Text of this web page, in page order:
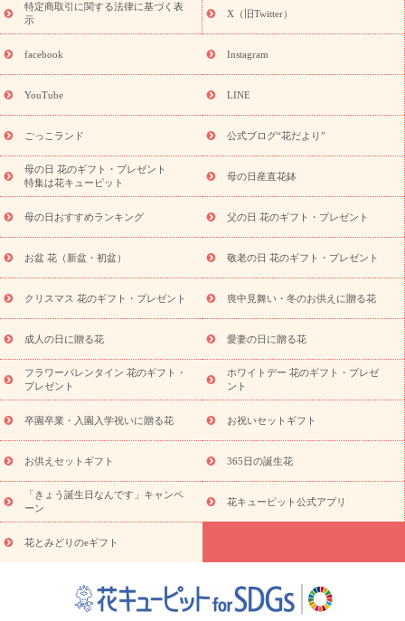
ペーン
「きょう誕生日なんです」キャンペーン
探す
誕生日フラワーギフト 誕生日フラワーギフト特集
誕生
日フラワーギフト商品一覧
ユリ トルコキキョウ
誕生花(トルコキキョウ)
9月の誕生花(リンドウ)
誕生日セット
ギフト
「きょう誕生日なんです」キャンペーン
用途から探す お祝いの花特集 当日配達特急便
お祝い商品
一覧
お祝い 新築・引っ越し祝い
結婚記念日
結婚祝い 出産祝い 退院祝い・快気祝い
還暦
祝い・長寿祝い
プチギフト ペットのお祝いフラワー
元・暑中見舞い
敬老の日
お供え
お供え・お悔やみ商品一覧 お供え・お悔やみの花
十九日法要以降に贈る花
通夜・葬儀に贈る花
お供え お花とセッ
お盆（新盆・初盆）
お祝い返し お見舞い
お取り
プリザーブドフラワー
スタイルから探す
アレンジメント
蘭・花鉢
ミディ胡蝶蘭・お祝い ミディ胡蝶蘭・お供え
の青色胡蝶蘭
観葉植物 観葉植物 産直多肉植物
プリザーブ
ドフラワー
お祝い お供え・お悔やみ 花とセットギフト
ミオーダー
プチギフト（hanamore -ハナモア-）
花とみどりの
eギフト
花キューピットのeGfit カラー ピンク
レンジ
レッド お花の種類 バラ ユリ トルコキキョウ
予
算から探す
お祝い お祝い・3000円～ お祝い・
お祝い・5000円～ お祝い・7000円～ お祝い・10000円～
お供え・お悔やみ
お供え・お悔やみ・3000円～
お供え・お
悔やみ・5000円～ お供え・お悔やみ・7000円～
お供え・お悔
やみ・10000円～
365日の誕生花カレンダー
開店・開業祝
お祝いを贈るときのマナー・
花キューピットのお祝いコラム一覧
誕生日のお花を「色
特定商取引に関する法律に基づく表
示
X（旧Twitter）
facebook Instagram
YouTube LINE
ごっこランド 公式ブログ“花だより”
母の日 花のギフト・プレゼント
特集は花キューピット
母の日産直花鉢
母の日おすすめランキング 父の日 花のギフト・プレゼント
お盆 花（新盆・初盆） 敬老の日 花のギフト・プレゼント
クリスマス 花のギフト・プレゼント 喪中見舞い・冬のお供えに贈る花
成人の日に贈る花 愛妻の日に贈る花
フラワーバレンタイン 花のギフト・
プレゼント
ホワイトデー 花のギフト・プレゼ
ント
卒園卒業・入園入学祝いに贈る花 お祝いセットギフト
お供えセットギフト 365日の誕生花
「きょう誕生日なんです」キャンペ
ーン
花キューピット公式アプリ
花とみどりのeギフト